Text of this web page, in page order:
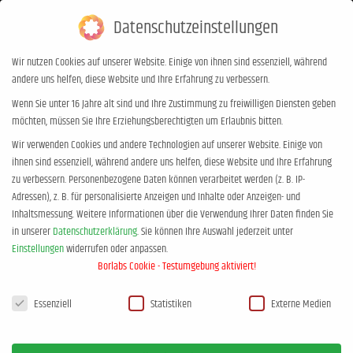
0,00€
Chill mal! mit den Pubertäts-Docs –
in Osnabrück DE
Sie befinden sich hier:
Start Event Chill mal! mit den Pubertäts-Docs…
DEZEMBER, 2027
Datenschutzeinstellungen
Wir nutzen Cookies auf unserer Website. Einige von ihnen sind essenziell, während
andere uns helfen, diese Website und Ihre Erfahrung zu verbessern.
Wenn Sie unter 16 Jahre alt sind und Ihre Zustimmung zu freiwilligen Diensten geben
möchten, müssen Sie Ihre Erziehungsberechtigten um Erlaubnis bitten.
Wir verwenden Cookies und andere Technologien auf unserer Website. Einige von
ihnen sind essenziell, während andere uns helfen, diese Website und Ihre Erfahrung
zu verbessern.Personenbezogene Daten können verarbeitet werden (z. B. IP-
Adressen), z. B. für personalisierte Anzeigen und Inhalte oder Anzeigen- und
Inhaltsmessung.Weitere Informationen über die Verwendung Ihrer Daten finden Sie
in unsererDatenschutzerklärung.Sie können Ihre Auswahl jederzeit unter
Einstellungenwiderrufen oder anpassen.
Borlabs Cookie - Testumgebung aktiviert!
Datenschutzeinstellungen
Essenziell Statistiken Externe Medien